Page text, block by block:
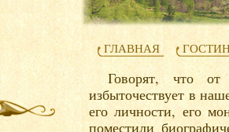
ГЛАВНАЯ
Говорят, что
избыточествует в
его личности, его
поместили